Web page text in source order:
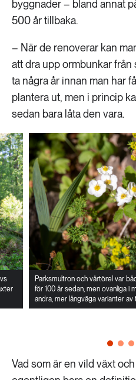
byggnader – bland annat
500 år tillbaka.
– När de renoverar kan
att dra upp ormbunkar
ta några år innan man har
plantera ut, men i princip
sedan bara låta den vara.
Parksmultron och vårtörel var
för 100 år sedan, men ovanliga i
andra, mer långväga varianter
Vad som är en vild växt